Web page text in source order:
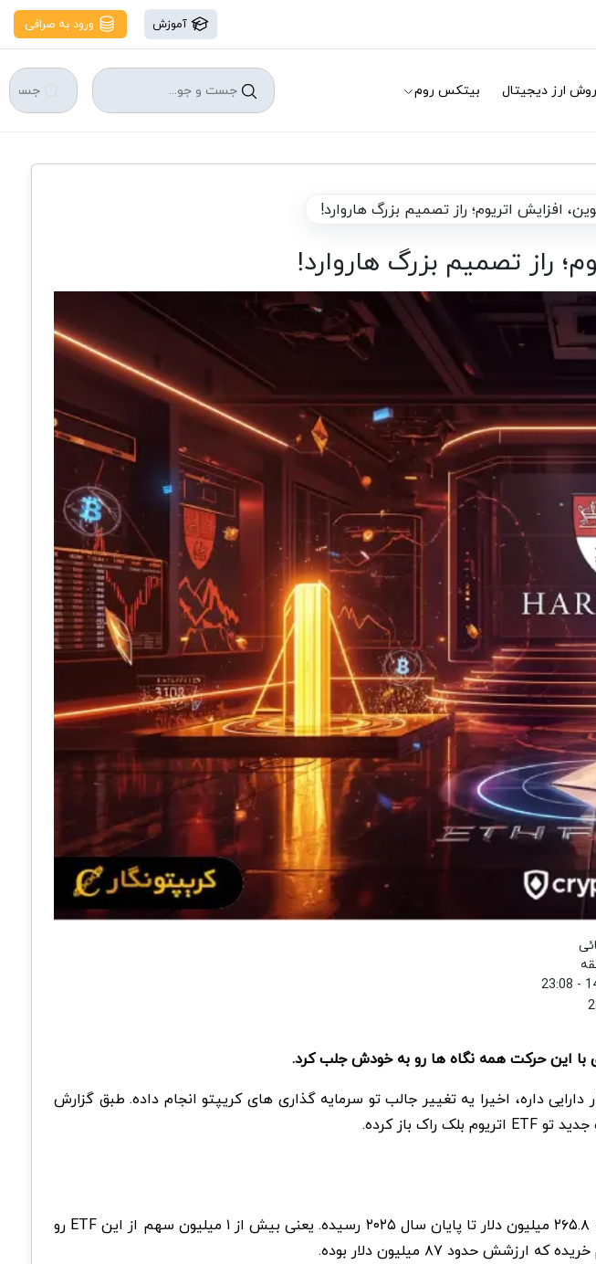
آموزش ورود به صرافی
ارز دیجیتال بیتکس روم
افزایش اتریوم؛ راز تصمیم بزرگ هاروارد!
راز تصمیم بزرگ هاروارد!
دانشگاه هاروارد که حدود ۵۶.۹ میلیارد دلار دارایی داره، اخیرا یه تغییر جالب تو سرمایه گذاری های کریپتو انجام داده. طبق گزارش
ارزش سرمایه گذاری هاروارد تو ETF بیت کوین از ۴۴۲.۹ میلیون دلار تو سه ماهه سوم ۲۰۲۵، به ۲۶۵.۸ میلیون دلار تا پایان سال ۲۰۲۵ رسیده. یعنی بیش از ۱ میلیون سهم از این ETF رو